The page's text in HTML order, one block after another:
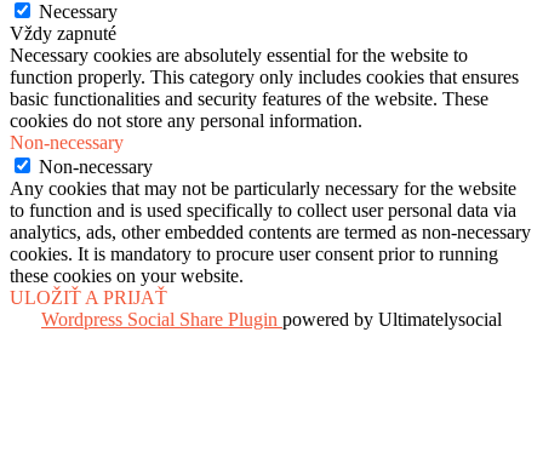
Necessary
Vždy zapnuté
Necessary cookies are absolutely essential for the website to
function properly. This category only includes cookies that ensures
basic functionalities and security features of the website. These
cookies do not store any personal information.
Non-necessary
Non-necessary
Any cookies that may not be particularly necessary for the website
to function and is used specifically to collect user personal data via
analytics, ads, other embedded contents are termed as non-necessary
cookies. It is mandatory to procure user consent prior to running
these cookies on your website.
ULOŽIŤ A PRIJAŤ
Wordpress Social Share Plugin powered by Ultimatelysocial